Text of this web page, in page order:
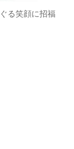
る笑顔に招福